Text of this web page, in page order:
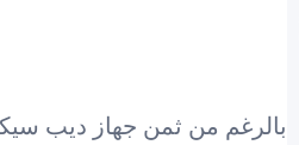
بالرغم من ثمن جهاز ديب